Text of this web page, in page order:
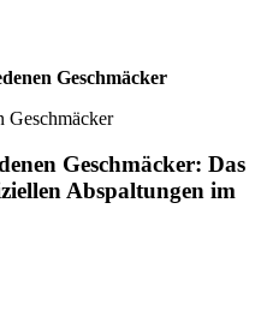
Geschmäcker
Geschmäcker: Das
Abspaltungen im